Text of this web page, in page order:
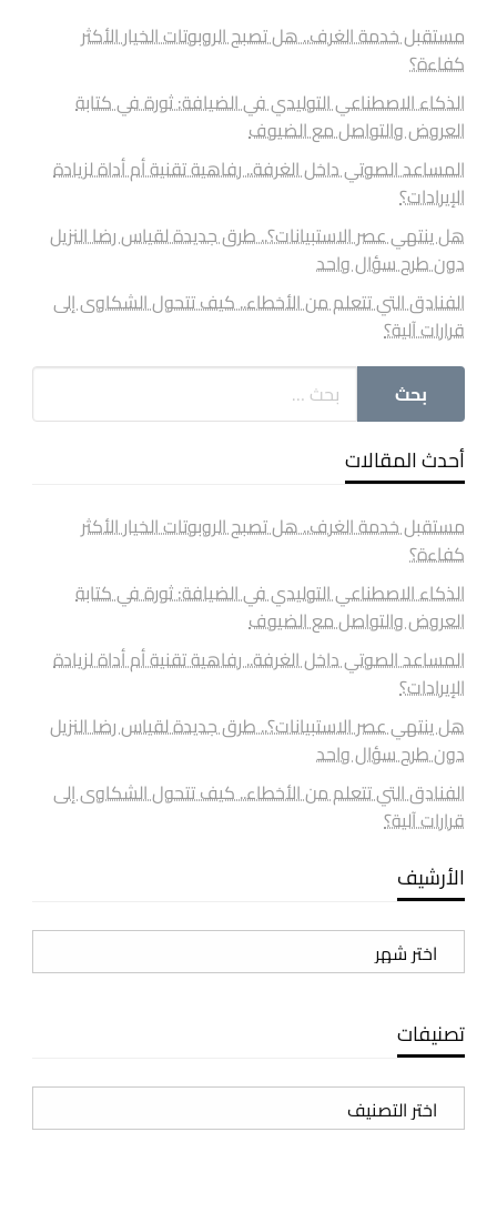
مستقبل خدمة الغرف.. هل تصبح الروبوتات الخيار الأكثر
كفاءة؟
الذكاء الاصطناعي التوليدي في الضيافة: ثورة في كتابة
العروض والتواصل مع الضيوف
المساعد الصوتي داخل الغرفة.. رفاهية تقنية أم أداة لزيادة
الإيرادات؟
هل ينتهي عصر الاستبيانات؟.. طرق جديدة لقياس رضا النزيل
دون طرح سؤال واحد
الفنادق التي تتعلم من الأخطاء.. كيف تتحول الشكاوى إلى
قرارات آلية؟
أحدث المقالات
مستقبل خدمة الغرف.. هل تصبح الروبوتات الخيار الأكثر
كفاءة؟
الذكاء الاصطناعي التوليدي في الضيافة: ثورة في كتابة
العروض والتواصل مع الضيوف
المساعد الصوتي داخل الغرفة.. رفاهية تقنية أم أداة لزيادة
الإيرادات؟
هل ينتهي عصر الاستبيانات؟.. طرق جديدة لقياس رضا النزيل
دون طرح سؤال واحد
الفنادق التي تتعلم من الأخطاء.. كيف تتحول الشكاوى إلى
قرارات آلية؟
الأرشيف
الأرشيف
تصنيفات
تصنيفات